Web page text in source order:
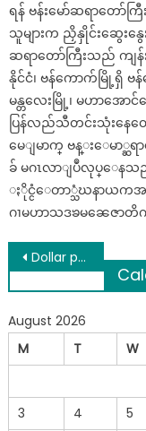
ရန် ဗန်းမော်ဆရာတော်
သူများက ညှိနှိုင်းဆွေးနွေ
ဆရာတော်ကြီးသည် ကျန်
နိုင်ငံ၊ ဗန်ကောက်မြို့ရှိ
မန္တလေးမြို့၊ မဟာအော
ပြန်လည်သီတင်းသုံးနေတေ
မေျမာက္ ဗန္းေမာ္ဆ
ခ် မဂၤလာျပဳလုပ္ေနသ
ႏိုင္ငံေတာ္သံဃနာယကအ
ဂၢမဟာသဒၶမၼေဇာတိက
Post
Dollar price for today Saturday (9.3.2024) Gold prices and foreign exchange rates
August 2026
M
T W
3
4 5